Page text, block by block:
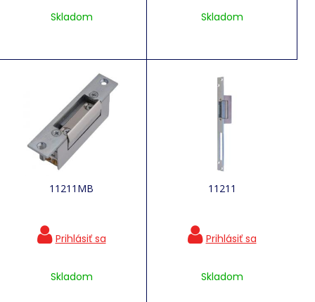
Skladom Skladom
11211MB
Skladom
11211
Skladom